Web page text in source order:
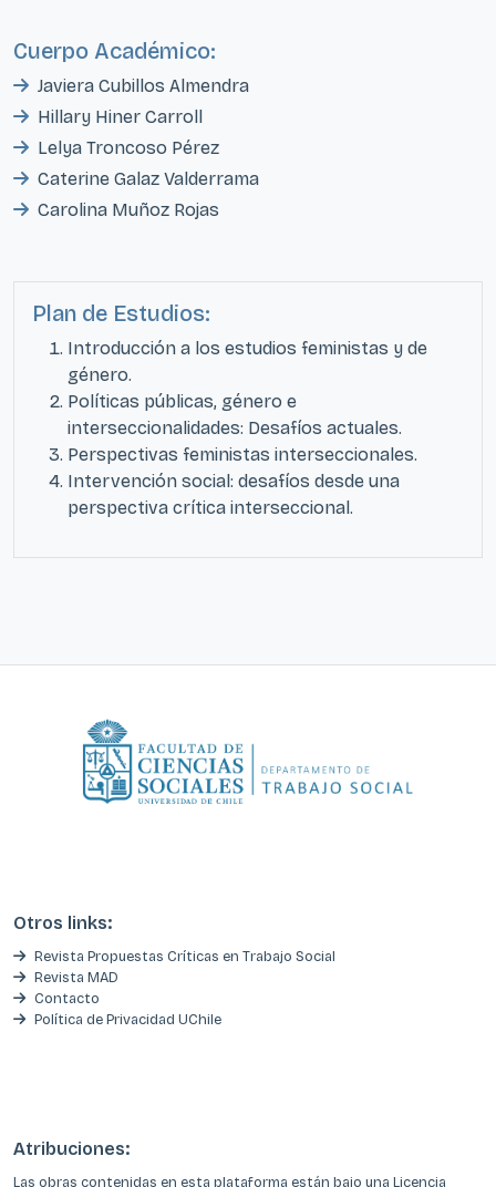
Cuerpo Académico:
Javiera Cubillos Almendra
Hillary Hiner Carroll
Lelya Troncoso Pérez
Caterine Galaz Valderrama
Carolina Muñoz Rojas
Plan de Estudios:
Introducción a los estudios feministas y de
género.
Políticas públicas, género e
interseccionalidades: Desafíos actuales.
Perspectivas feministas interseccionales.
Intervención social: desafíos desde una
perspectiva crítica interseccional.
Otros links:
Revista Propuestas Críticas en Trabajo Social
Revista MAD
Contacto
Política de Privacidad UChile
Atribuciones:
Las obras contenidas en esta plataforma están bajo una Licencia